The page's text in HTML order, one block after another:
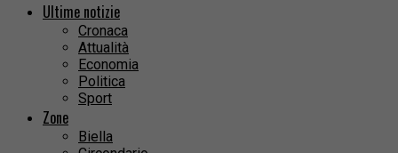
Ultime notizie
Cronaca
Attualità
Economia
Politica
Sport
Zone
Biella